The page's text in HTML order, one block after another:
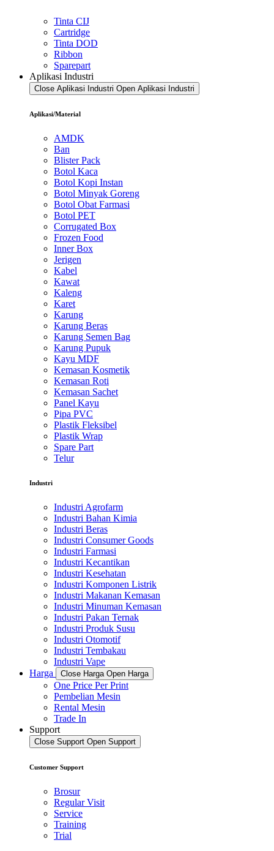
Tinta CIJ
Cartridge
Tinta DOD
Ribbon
Sparepart
Aplikasi Industri
Close Aplikasi Industri Open Aplikasi Industri
Aplikasi/Material
AMDK
Ban
Blister Pack
Botol Kaca
Botol Kopi Instan
Botol Minyak Goreng
Botol Obat Farmasi
Botol PET
Corrugated Box
Frozen Food
Inner Box
Jerigen
Kabel
Kawat
Kaleng
Karet
Karung
Karung Beras
Karung Semen Bag
Karung Pupuk
Kayu MDF
Kemasan Kosmetik
Kemasan Roti
Kemasan Sachet
Panel Kayu
Pipa PVC
Plastik Fleksibel
Plastik Wrap
Spare Part
Telur
Industri
Industri Agrofarm
Industri Bahan Kimia
Industri Beras
Industri Consumer Goods
Industri Farmasi
Industri Kecantikan
Industri Kesehatan
Industri Komponen Listrik
Industri Makanan Kemasan
Industri Minuman Kemasan
Industri Pakan Ternak
Industri Produk Susu
Industri Otomotif
Industri Tembakau
Industri Vape
Harga
Close Harga Open Harga
One Price Per Print
Pembelian Mesin
Rental Mesin
Trade In
Support
Close Support Open Support
Customer Support
Brosur
Regular Visit
Service
Training
Trial